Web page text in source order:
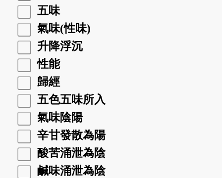
五味
氣味(性味)
升降浮沉
性能
歸經
五色五味所入
氣味陰陽
辛甘發散為陽
酸苦涌泄為陰
鹹味涌泄為陰